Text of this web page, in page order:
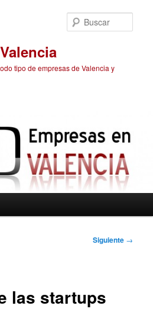
tipo de empresas de Valencia y
Siguiente →
las startups